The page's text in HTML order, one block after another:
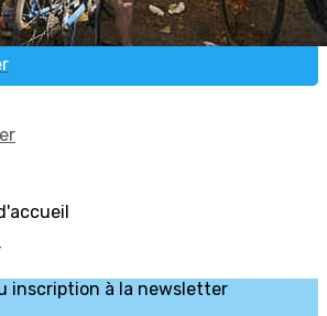
inscription à la newsletter